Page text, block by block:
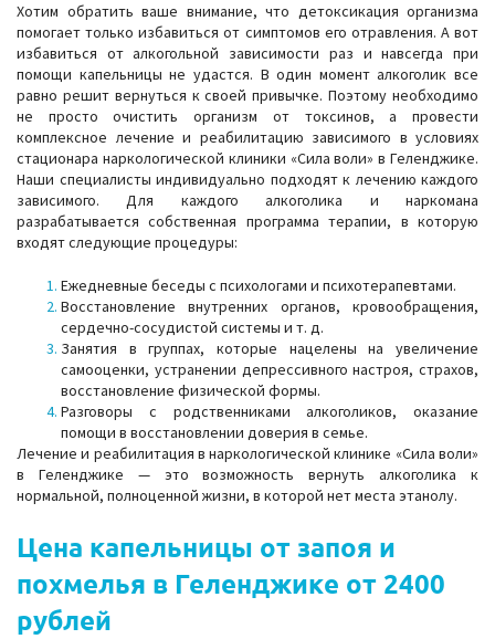
Хотим обратить ваше внимание, что детоксикация организма
помогает только избавиться от симптомов его отравления. А вот
избавиться от алкогольной зависимости раз и навсегда при
помощи капельницы не удастся. В один момент алкоголик все
равно решит вернуться к своей привычке. Поэтому необходимо
не просто очистить организм от токсинов, а провести
комплексное лечение и реабилитацию зависимого в условиях
стационара наркологической клиники «Сила воли» в Геленджике.
Наши специалисты индивидуально подходят к лечению каждого
зависимого. Для каждого алкоголика и наркомана
разрабатывается собственная программа терапии, в которую
входят следующие процедуры:
Ежедневные беседы с психологами и психотерапевтами.
Восстановление внутренних органов, кровообращения,
сердечно-сосудистой системы и т. д.
Занятия в группах, которые нацелены на увеличение
самооценки, устранении депрессивного настроя, страхов,
восстановление физической формы.
Разговоры с родственниками алкоголиков, оказание
помощи в восстановлении доверия в семье.
Лечение и реабилитация в наркологической клинике «Сила воли»
в Геленджике — это возможность вернуть алкоголика к
нормальной, полноценной жизни, в которой нет места этанолу.
Цена капельницы от запоя и
похмелья в Геленджике от 2400
рублей